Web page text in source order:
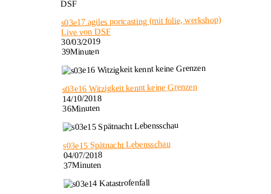
s03e17 agiles portcasting (mit folie, werkshop)
Live von DSF
30/03/2019
39Minuten
s03e16 Witzigkeit kennt keine Grenzen
14/10/2018
36Minuten
s03e15 Spätnacht Lebensschau
04/07/2018
37Minuten